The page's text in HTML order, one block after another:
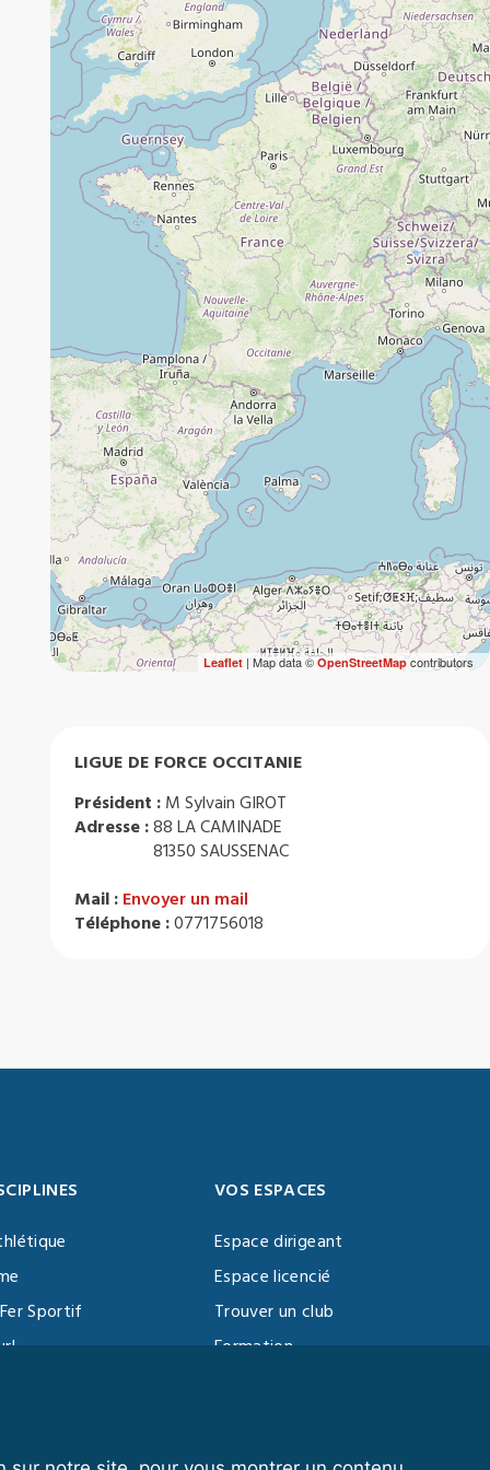
Leaflet| Map data ©OpenStreetMapcontributors
LIGUE DE FORCE OCCITANIE
Président : M Sylvain GIROT
Adresse :88 LA CAMINADE
81350 SAUSSENAC
Mail : Envoyer un mail
Téléphone :0771756018
Sportif
VOS ESPACES
Espace dirigeant
Espace licencié
Trouver un club
Formation